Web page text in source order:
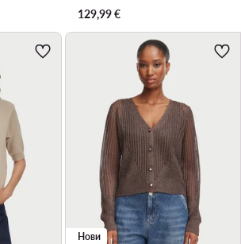
129,99€
Нови